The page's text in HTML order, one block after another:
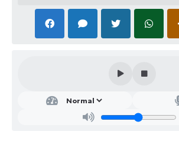
Meio Ambiente
Arquivos para Download